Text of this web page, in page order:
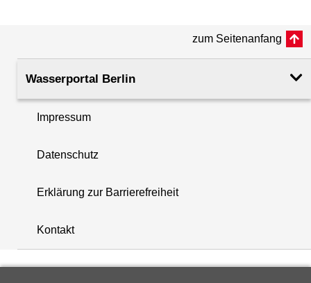
+
−
zum Seitenanfang
Wasserportal Berlin
Impressum
Datenschutz
Erklärung zur Barrierefreiheit
Kontakt